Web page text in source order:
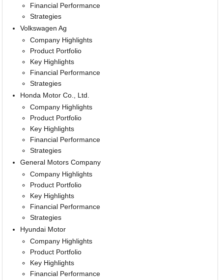
Financial Performance
Strategies
Volkswagen Ag
Company Highlights
Product Portfolio
Key Highlights
Financial Performance
Strategies
Honda Motor Co., Ltd.
Company Highlights
Product Portfolio
Key Highlights
Financial Performance
Strategies
General Motors Company
Company Highlights
Product Portfolio
Key Highlights
Financial Performance
Strategies
Hyundai Motor
Company Highlights
Product Portfolio
Key Highlights
Financial Performance